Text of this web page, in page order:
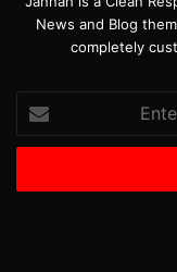
News and Blog
completely
your
Email